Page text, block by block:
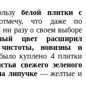
белой плитки с
что даже по
ни разу о своем выборе
цвет расширил
чистоты, новизны и
куплено 4 плитки
свежего зеленого
липучке — желтые и